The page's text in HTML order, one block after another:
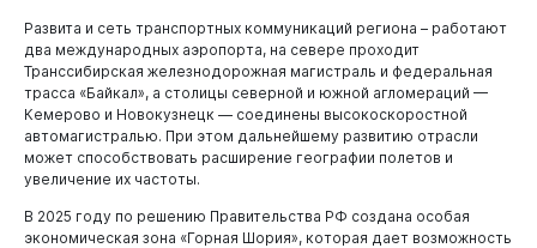
Развита и сеть транспортных коммуникаций региона – работают
два международных аэропорта, на севере проходит
Транссибирская железнодорожная магистраль и федеральная
трасса «Байкал», а столицы северной и южной агломераций —
Кемерово и Новокузнецк — соединены высокоскоростной
автомагистралью. При этом дальнейшему развитию отрасли
может способствовать расширение географии полетов и
увеличение их частоты.
В 2025 году по решению Правительства РФ создана особая
экономическая зона «Горная Шория», которая дает возможность